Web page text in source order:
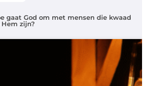
gaat God om met mensen die kwaad
Hem zijn?